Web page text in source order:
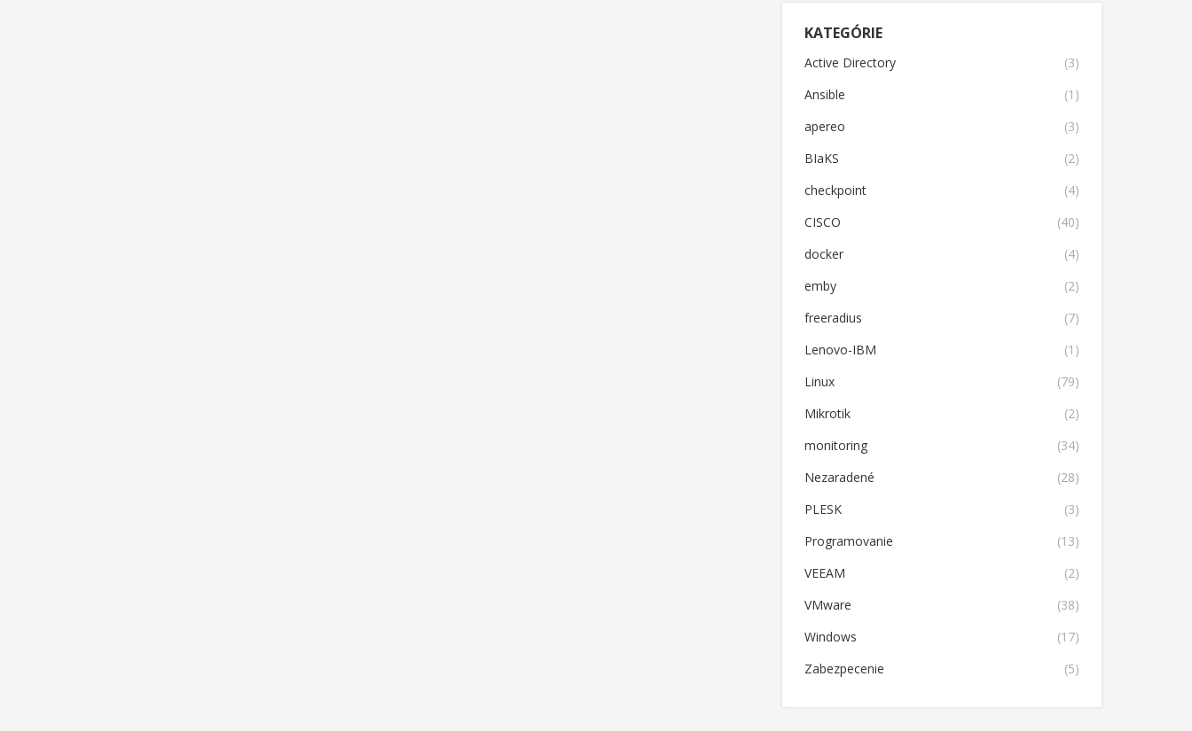
KATEGÓRIE
Active Directory
(3)
Ansible
(1)
apereo
(3)
BIaKS
(2)
checkpoint
(4)
CISCO
(40)
docker
(4)
emby
(2)
freeradius
(7)
Lenovo-IBM
(1)
Linux
(79)
Mikrotik
(2)
monitoring
(34)
Nezaradené
(28)
PLESK
(3)
Programovanie
(13)
VEEAM
(2)
VMware
(38)
Windows
(17)
Zabezpecenie
(5)